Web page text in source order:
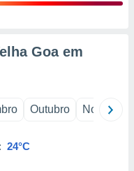
Goa em
Outubro Novembro
24°C